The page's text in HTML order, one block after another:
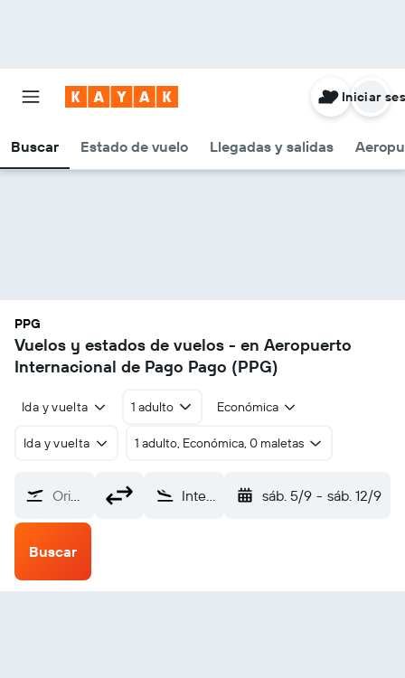
Buscar Estado de vuelo Llegadas y salidas
Iniciar
PPG
Vuelos y estados de vuelos - en Aeropuerto
Internacional de Pago Pago (PPG)
Ida y vuelta 1 adulto Económica
Ida y vuelta 1 adulto, Económica, 0 maletas
Origen Internacional de Pago Pago (PPG) sáb. 5/9 - sáb. 12/9
Buscar